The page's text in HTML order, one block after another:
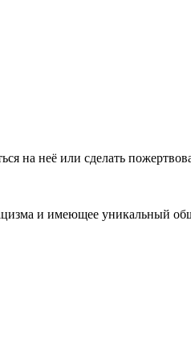
на неё или сделать
и имеющее уникальный